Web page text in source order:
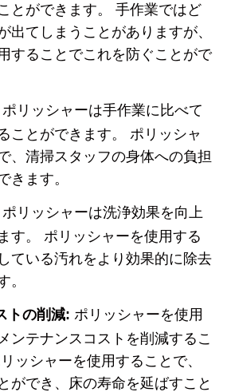
とができます。 手作業ではど
出てしまうことがありますが、
することでこれを防ぐことがで
ポリッシャーは手作業に比べて
ことができます。 ポリッシャ
、清掃スタッフの身体への負担
きます。
ポリッシャーは洗浄効果を向上
す。 ポリッシャーを使用する
ている汚れをより効果的に除去
。
トの削減: ポリッシャーを使用
ンテナンスコストを削減するこ
ッシャーを使用することで、
ができ、床の寿命を延ばすこと